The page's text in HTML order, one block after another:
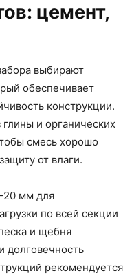
цемент,
выбирают
обеспечивает
конструкции.
и органических
смесь хорошо
от влаги.
мм для
по всей секции
и щебня
долговечность
рекомендуется